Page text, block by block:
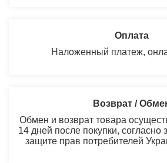
Оплата
Наложенный платеж,
Возврат /
Обмен и возврат товара
14 дней после покупки, согласно
защите прав потребителей